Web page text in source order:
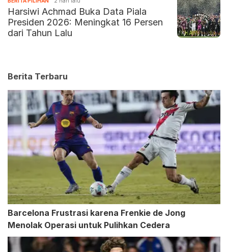
Harsiwi Achmad Buka Data Piala
Presiden 2026: Meningkat 16 Persen
dari Tahun Lalu
Berita Terbaru
Barcelona Frustrasi karena Frenkie de Jong
Menolak Operasi untuk Pulihkan Cedera